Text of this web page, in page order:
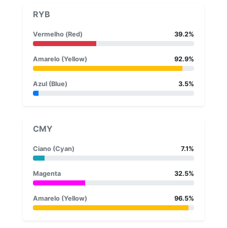
RYB
Vermelho (Red) 39.2%
Amarelo (Yellow) 92.9%
Azul (Blue) 3.5%
CMY
Ciano (Cyan) 7.1%
Magenta 32.5%
Amarelo (Yellow) 96.5%